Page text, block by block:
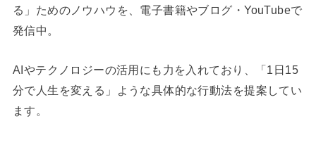
る」ためのノウハウを、電子書籍やブログ・YouTubeで
発信中。
AIやテクノロジーの活用にも力を入れており、「1日15
分で人生を変える」ような具体的な行動法を提案してい
ます。